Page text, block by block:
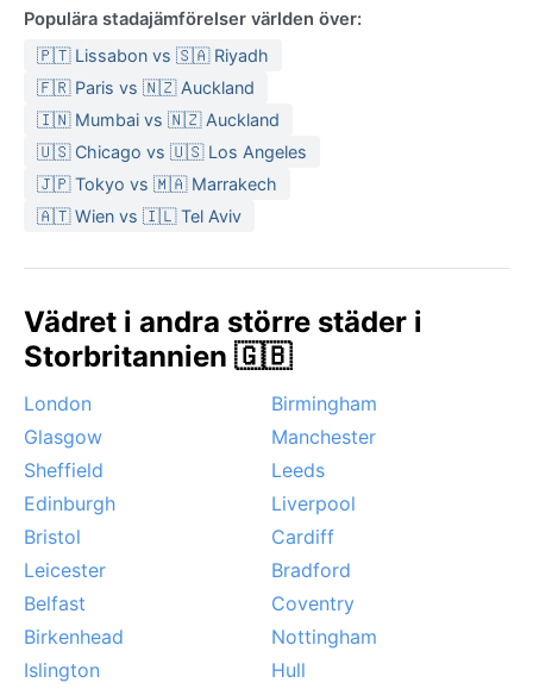
vinter. Att packa kläder i lager är klokt – en vattentät
jacka och ett paraply är oumbärliga, medan varma
tröjor och skor som tål regn räcker året om
Populära stadajämförelser världen över:
🇵🇹 Lissabon vs 🇸🇦 Riyadh
🇫🇷 Paris vs 🇳🇿 Auckland
🇮🇳 Mumbai vs 🇳🇿 Auckland
🇺🇸 Chicago vs 🇺🇸 Los Angeles
🇯🇵 Tokyo vs 🇲🇦 Marrakech
🇦🇹 Wien vs 🇮🇱 Tel Aviv
Vädret i andra större städer i
Storbritannien 🇬🇧
London
Birmingham
Glasgow
Manchester
Sheffield
Leeds
Edinburgh
Liverpool
Bristol
Cardiff
Leicester
Bradford
Belfast
Coventry
Birkenhead
Nottingham
Islington
Hull